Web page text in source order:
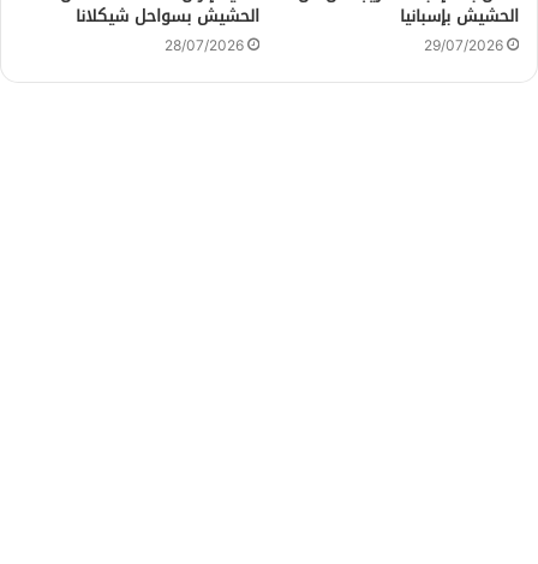
الحشيش بإسبانيا
29/07/2026
الحشيش بسواحل شيكلانا
28/07/2026